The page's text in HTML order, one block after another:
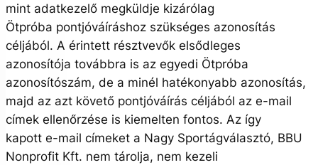
mint adatkezelő megküldje kizárólag
Ötpróba pontjóváíráshoz szükséges azonosítás
céljából. A érintett résztvevők elsődleges
azonosítója továbbra is az egyedi Ötpróba
azonosítószám, de a minél hatékonyabb azonosítás,
majd az azt követő pontjóváírás céljából az e-mail
címek ellenőrzése is kiemelten fontos. Az így
kapott e-mail címeket a Nagy Sportágválasztó, BBU
Nonprofit Kft. nem tárolja, nem kezeli